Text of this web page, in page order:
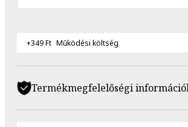
+349 Ft Működési költség
Termékmegfelelőségi